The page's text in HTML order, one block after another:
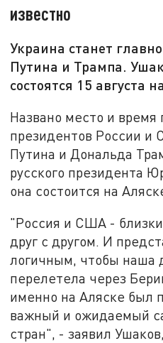
известно
Украина станет
Путина и Трампа.
состоятся 15 августа
Названо место и
президентов России
Путина и Дональда
русского президента
она состоится на
"Россия и США -
друг с другом. И
логичным, чтобы наша
перелетела через
именно на Аляске был
важный и ожидаемый
стран", - заявил